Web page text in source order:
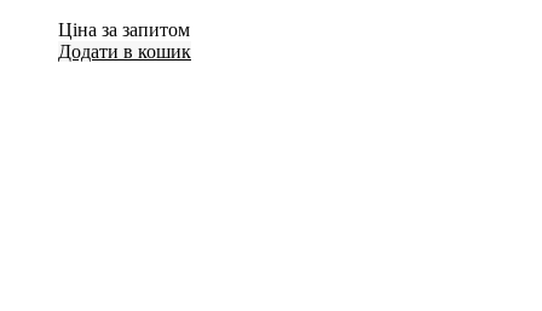
Ціна за запитом
Додати в кошик